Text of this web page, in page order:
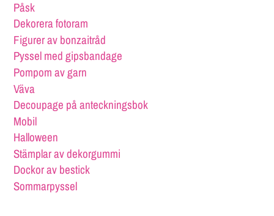
Påsk
Dekorera fotoram
Figurer av bonzaitråd
Pyssel med gipsbandage
Pompom av garn
Väva
Decoupage på anteckningsbok
Mobil
Halloween
Stämplar av dekorgummi
Dockor av bestick
Sommarpyssel